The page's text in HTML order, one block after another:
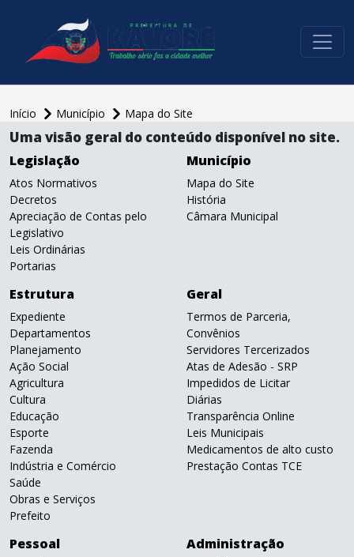
Início Município
Mapa do Site
conteúdo
principal
Uma visão geral do conteúdo disponível no site.
Legislação
Atos Normativos
Decretos
Apreciação de Contas pelo
Legislativo
Leis Ordinárias
Portarias
Município
Mapa do Site
História
Câmara Municipal
Estrutura
Expediente
Departamentos
Planejamento
Ação Social
Agricultura
Cultura
Educação
Esporte
Fazenda
Indústria e Comércio
Saúde
Obras e Serviços
Prefeito
Geral
Termos de Parceria,
Convênios
Servidores Tercerizados
Atas de Adesão - SRP
Impedidos de Licitar
Diárias
Transparência Online
Leis Municipais
Medicamentos de alto custo
Prestação Contas TCE
Pessoal Administração